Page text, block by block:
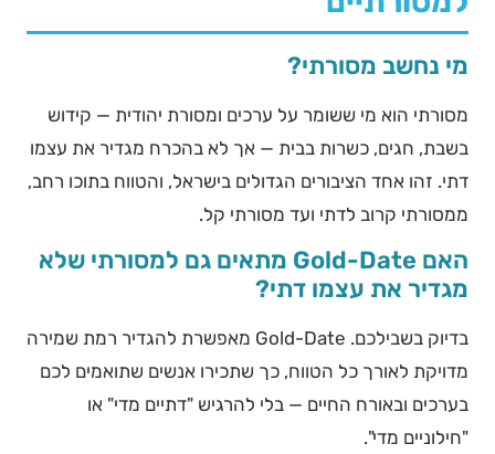
מי נחשב מסורתי?
מסורתי הוא מי ששומר על ערכים ומסורת יהודית — קידוש
בשבת, חגים, כשרות בבית — אך לא בהכרח מגדיר את עצמו
דתי. זהו אחד הציבורים הגדולים בישראל, והטווח בתוכו רחב,
ממסורתי קרוב לדתי ועד מסורתי קל.
האם Gold-Date מתאים גם למסורתי שלא
מגדיר את עצמו דתי?
בדיוק בשבילכם. Gold-Date מאפשרת להגדיר רמת שמירה
מדויקת לאורך כל הטווח, כך שתכירו אנשים שתואמים לכם
בערכים ובאורח החיים — בלי להרגיש "דתיים מדי" או
"חילוניים מדי".